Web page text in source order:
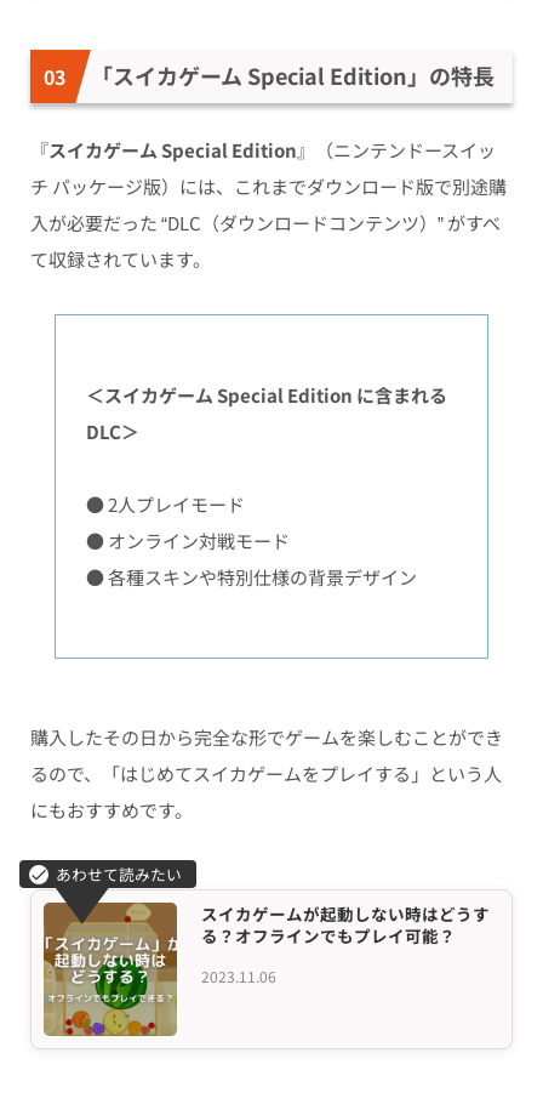
「スイカゲーム Special Edition」の特長
『スイカゲームSpecial Edition』（ニンテンドースイッ
チ パッケージ版）には、これまでダウンロード版で別途購
入が必要だった “DLC（ダウンロードコンテンツ）” がすべ
て収録されています。
＜スイカゲーム Special Edition に含まれる
DLC＞
● 2人プレイモード
● オンライン対戦モード
● 各種スキンや特別仕様の背景デザイン
購入したその日から完全な形でゲームを楽しむことができ
るので、「はじめてスイカゲームをプレイする」という人
にもおすすめです。
2023.11.06
スイカゲームが起動しない時はどうす
る？オフラインでもプレイ可能？